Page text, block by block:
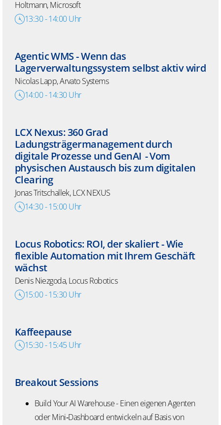
13:30-14:00Uhr
Holtmann, Microsoft
14:00-14:30Uhr
AgenticWMS - Wenn das
Lagerverwaltungssystem selbst aktiv wird
Nicolas Lapp, Arvato Systems
14:30-15:00Uhr
LCX Nexus: 360 Grad
Ladungsträgermanagement durch
digitale Prozesse und GenAI - Vom
physischen Austausch bis zum digitalen
Clearing​
Jonas Tritschallek, LCX NEXUS
15:00-15:30Uhr
Locus Robotics: ROI, der skaliert - Wie
flexible Automation mit Ihrem Geschäft
wächst
Denis Niezgoda, Locus Robotics
15:30-15:45Uhr
Kaffeepause
BreakoutSessions
BuildYourAI Warehouse - Einen eigenen Agenten
oder Mini‑Dashboard entwickeln auf Basis von